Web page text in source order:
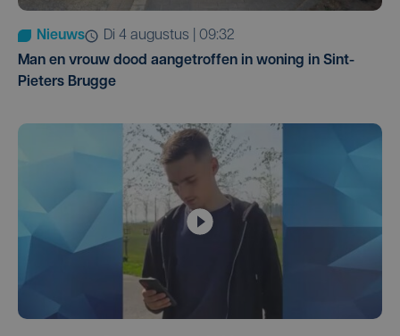
Nieuws
di 4 augustus | 09:32
Man en vrouw dood aangetroffen in woning in Sint-
Pieters Brugge